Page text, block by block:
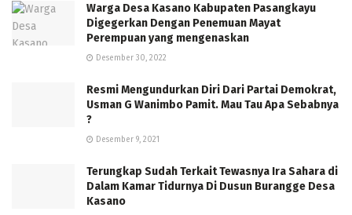
Warga Desa Kasano Kabupaten Pasangkayu
Digegerkan Dengan Penemuan Mayat
Perempuan yang mengenaskan
Desember 30, 2022
Resmi Mengundurkan Diri Dari Partai Demokrat,
Usman G Wanimbo Pamit. Mau Tau Apa Sebabnya
?
Desember 9, 2021
Terungkap Sudah Terkait Tewasnya Ira Sahara di
Dalam Kamar Tidurnya Di Dusun Burangge Desa
Kasano